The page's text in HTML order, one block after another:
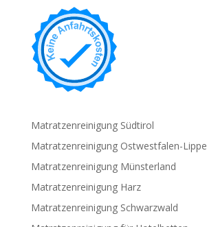
Matratzenreinigung Südtirol
Matratzenreinigung Ostwestfalen-Lippe
Matratzenreinigung Münsterland
Matratzenreinigung Harz
Matratzenreinigung Schwarzwald